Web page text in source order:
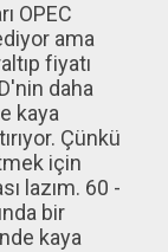
OPEC
ama
fiyatı
daha
kaya
Çünkü
için
lazım. 60 -
bir
kaya